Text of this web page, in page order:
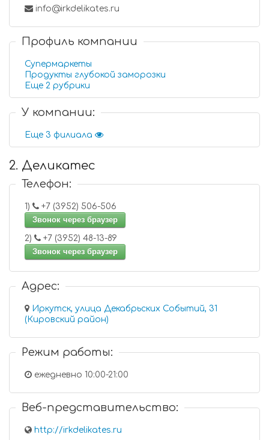
info@irkdelikates.ru
Профиль компании
Супермаркеты
Продукты глубокой заморозки
Еще 2 рубрики
У компании:
Еще 3 филиала
2. Деликатес
Телефон:
1)
+7 (3952) 506-506
Звонок через браузер
2)
+7 (3952) 48-13-89
Звонок через браузер
Адрес:
Иркутск, улица Декабрьских Событий, 31
(Кировский район)
Режим работы:
ежедневно 10:00-21:00
Веб-представительство:
http://irkdelikates.ru